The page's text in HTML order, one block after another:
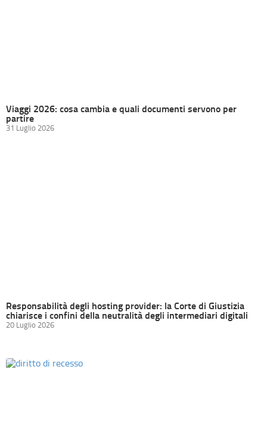
Viaggi 2026: cosa cambia e quali documenti servono per
partire
31 Luglio 2026
Responsabilità degli hosting provider: la Corte di Giustizia
chiarisce i confini della neutralità degli intermediari digitali
20 Luglio 2026